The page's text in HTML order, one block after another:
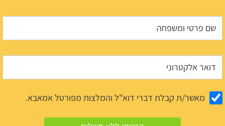
מאשר/ת קבלת דברי דוא"ל והמלצות מפורטל אמאבא.